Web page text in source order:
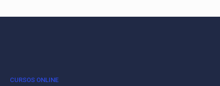
CURSOS ONLINE